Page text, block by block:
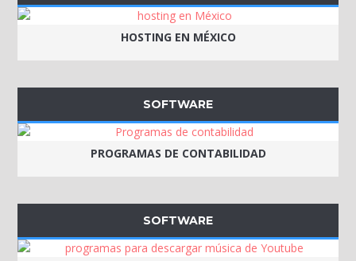
HOSTING EN MÉXICO
SOFTWARE
PROGRAMAS DE CONTABILIDAD
SOFTWARE